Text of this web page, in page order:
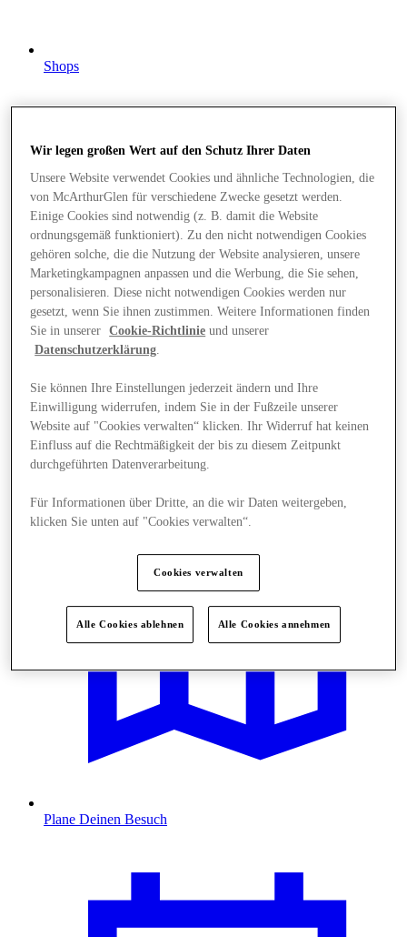
Shops
Angebote
Plane Deinen Besuch
Wir legen großen Wert auf den Schutz Ihrer Daten
Unsere Website verwendet Cookies und ähnliche Technologien, die
von McArthurGlen für verschiedene Zwecke gesetzt werden.
Einige Cookies sind notwendig (z. B. damit die Website
ordnungsgemäß funktioniert). Zu den nicht notwendigen Cookies
gehören solche, die die Nutzung der Website analysieren, unsere
Marketingkampagnen anpassen und die Werbung, die Sie sehen,
personalisieren. Diese nicht notwendigen Cookies werden nur
gesetzt, wenn Sie ihnen zustimmen. Weitere Informationen finden
Sie in unserer
Cookie-Richtlinie und unserer
Datenschutzerklärung.
Sie können Ihre Einstellungen jederzeit ändern und Ihre
Einwilligung widerrufen, indem Sie in der Fußzeile unserer
Website auf "Cookies verwalten“ klicken. Ihr Widerruf hat keinen
Einfluss auf die Rechtmäßigkeit der bis zu diesem Zeitpunkt
durchgeführten Datenverarbeitung.
Für Informationen über Dritte, an die wir Daten weitergeben,
klicken Sie unten auf "Cookies verwalten“.
Cookies verwalten
Alle Cookies ablehnen Alle Cookies annehmen